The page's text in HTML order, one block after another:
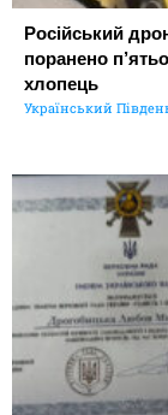
Російський
поранено
хлопець
Український